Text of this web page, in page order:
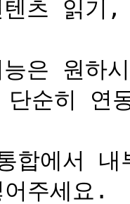
순히 연
에서 내
주세요.